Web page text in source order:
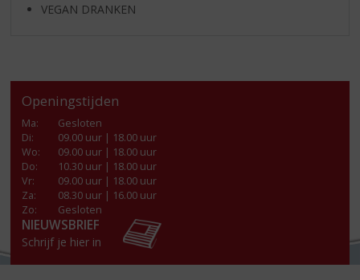
VEGAN DRANKEN
Openingstijden
Ma:
Gesloten
Di:
09.00 uur | 18.00 uur
Wo:
09.00 uur | 18.00 uur
Do:
10.30 uur | 18.00 uur
Vr:
09.00 uur | 18.00 uur
Za:
08.30 uur | 16.00 uur
Zo:
Gesloten
NIEUWSBRIEF
Schrijf je hier in